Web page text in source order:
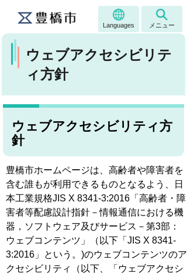
Languages メニュー
ウェブアクセシビリテ
ィ方針
ウェブアクセシビリティ方
針
豊橋市ホームページは、高齢者や障害者を
含む誰もが利用できるものとなるよう、日
本工業規格JIS X 8341-3:2016「高齢者・障
害者等配慮設計指針－情報通信における機
器，ソフトウェア及びサービス－第3部：
ウェブコンテンツ」（以下「JIS X 8341-
3:2016」という。)のウェブコンテンツのア
クセシビリティ（以下、「ウェブアクセシ